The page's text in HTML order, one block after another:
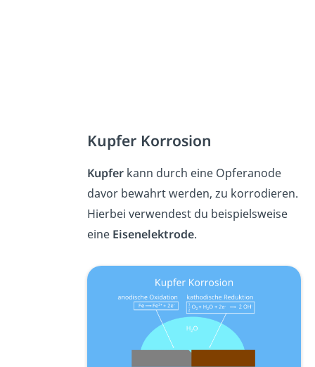
Kupfer Korrosion
Kupferkann durch eine Opferanode
davor bewahrt werden, zu korrodieren.
Hierbei verwendest du beispielsweise
eine Eisenelektrode.